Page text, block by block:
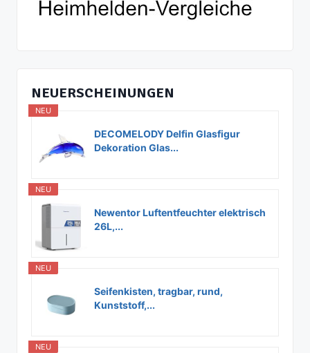
NEUERSCHEINUNGEN
NEU
DECOMELODY Delfin Glasfigur
Dekoration Glas...
NEU
Newentor Luftentfeuchter elektrisch
26L,...
NEU
Seifenkisten, tragbar, rund,
Kunststoff,...
NEU